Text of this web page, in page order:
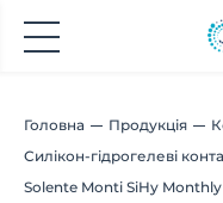
Головна Продукція
Силікон-гідрогелеві
Solente Monti SiHy Monthly